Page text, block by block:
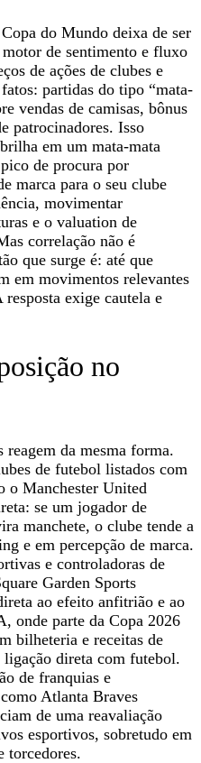
do Mundo deixa de ser
de sentimento e fluxo
de ações de clubes e
partidas do tipo “mata-
vendas de camisas, bônus
patrocinadores. Isso
em um mata-mata
de procura por
marca para o seu clube
movimentar
e o valuation de
correlação não é
que surge é: até que
em movimentos relevantes
resposta exige cautela e
no
reagem da mesma forma.
de futebol listados com
Manchester United
se um jogador de
manchete, o clube tende a
e em percepção de marca.
e controladoras de
Garden Sports
ao efeito anfitrião e ao
onde parte da Copa 2026
bilheteria e receitas de
ligação direta com futebol.
de franquias e
Atlanta Braves
de uma reavaliação
esportivos, sobretudo em
torcedores.